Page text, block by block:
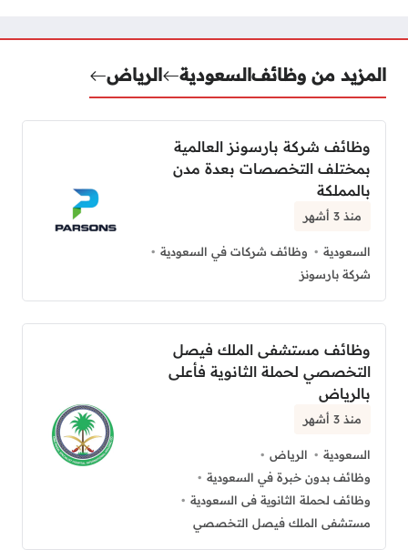
المزيد من وظائفالسعودية الرياض
وظائف شركة بارسونز العالمية
بمختلف التخصصات بعدة مدن
بالمملكة
منذ 3 أشهر
السعودية
وظائف شركات في السعودية
شركة بارسونز
وظائف مستشفى الملك فيصل
التخصصي لحملة الثانوية فأعلى
بالرياض
منذ 3 أشهر
السعودية
الرياض
وظائف بدون خبرة في السعودية
وظائف لحملة الثانوية فى السعودية
مستشفى الملك فيصل التخصصي